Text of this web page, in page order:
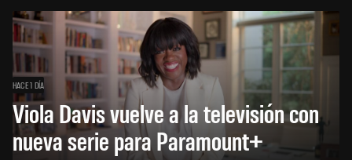
HACE 1 DÍA
Viola Davis vuelve a la televisión con
nueva serie para Paramount+